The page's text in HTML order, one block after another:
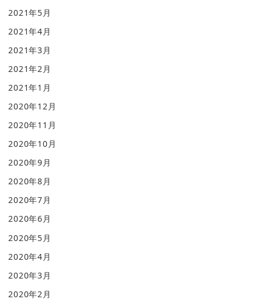
2021年5月
2021年4月
2021年3月
2021年2月
2021年1月
2020年12月
2020年11月
2020年10月
2020年9月
2020年8月
2020年7月
2020年6月
2020年5月
2020年4月
2020年3月
2020年2月